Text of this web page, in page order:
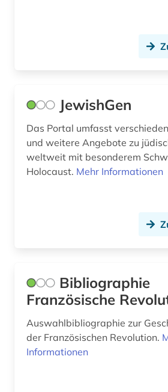
gesellschaft (3)
gesetze (1)
gesetzessammlungen (1)
gesundheitswesen (1)
gotik (1)
JewishGen
Das Portal umfasst
und weitere Angebote zu
weltweit mit besonderem
Holocaust. Mehr Informationen
Bibliographie
Französische
Auswahlbibliographie zur
der Französischen Revolution.
Informationen